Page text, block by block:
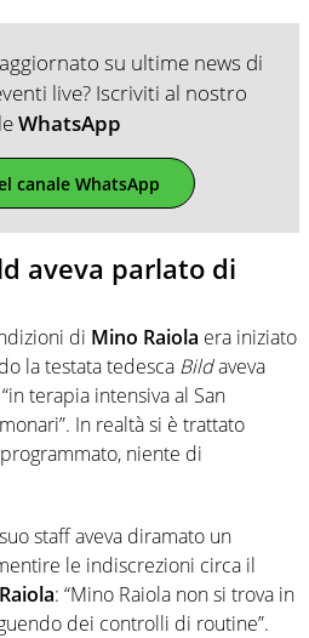
su ultime news di
live? Iscriviti al nostro
WhatsApp
canale WhatsApp
aveva parlato di
di Mino Raiola era iniziato
la testata tedesca Bildaveva
“in terapia intensiva al San
In realtà si è trattato
niente di
staff aveva diramato un
le indiscrezioni circa il
Raiola: “Mino Raiola non si trova in
dei controlli di routine”.